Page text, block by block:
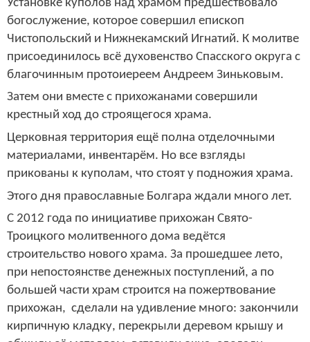
Установке куполов над храмом предшествовало
богослужение, которое совершил епископ
Чистопольский и Нижнекамский Игнатий. К молитве
присоединилось всё духовенство Спасского округа с
благочинным протоиереем Андреем Зиньковым.
Затем они вместе с прихожанами совершили
крестный ход до строящегося храма.
Церковная территория ещё полна отделочными
материалами, инвентарём. Но все взгляды
прикованы к куполам, что стоят у подножия храма.
Этого дня православные Болгара ждали много лет.
С 2012 года по инициативе прихожан Свято-
Троицкого молитвенного дома ведётся
строительство нового храма. За прошедшее лето,
при непостоянстве денежных поступлений, а по
большей части храм строится на пожертвование
прихожан, сделали на удивление много: закончили
кирпичную кладку, перекрыли деревом крышу и